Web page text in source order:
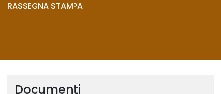
RASSEGNA STAMPA
Documenti